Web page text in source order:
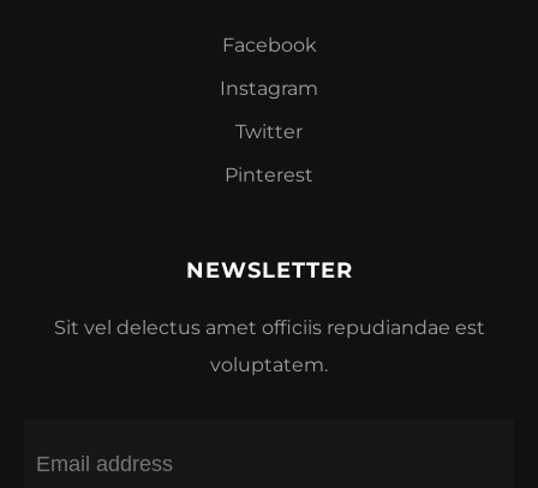
Facebook
Instagram
Twitter
Pinterest
NEWSLETTER
Sit vel delectus amet officiis repudiandae est
voluptatem.